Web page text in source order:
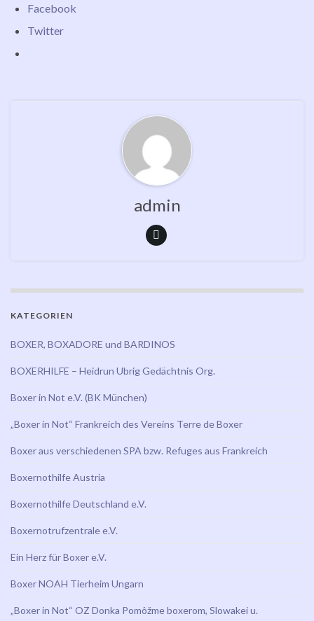
Facebook
Twitter
admin
KATEGORIEN
BOXER, BOXADORE und BARDINOS
BOXERHILFE – Heidrun Ubrig Gedächtnis Org.
Boxer in Not e.V. (BK München)
„Boxer in Not“ Frankreich des Vereins Terre de Boxer
Boxer aus verschiedenen SPA bzw. Refuges aus Frankreich
Boxernothilfe Austria
Boxernothilfe Deutschland e.V.
Boxernotrufzentrale e.V.
Ein Herz für Boxer e.V.
Boxer NOAH Tierheim Ungarn
„Boxer in Not“ OZ Donka Pomôžme boxerom, Slowakei u.